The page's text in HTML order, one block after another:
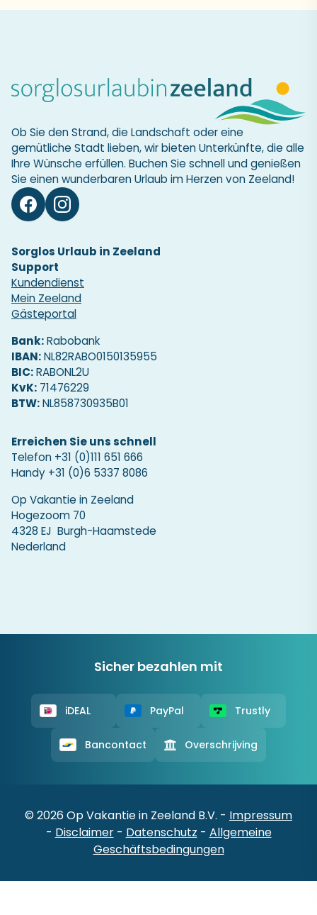
Ob Sie den Strand, die Landschaft oder eine
gemütliche Stadt lieben, wir bieten Unterkünfte, die alle
Ihre Wünsche erfüllen. Buchen Sie schnell und genießen
Sie einen wunderbaren Urlaub im Herzen von Zeeland!
Sorglos Urlaub in Zeeland
Support
Kundendienst
Mein Zeeland
Gästeportal
Bank:Rabobank
IBAN:NL82RABO0150135955
BIC:RABONL2U
KvK: 71476229
BTW:NL858730935B01
Erreichen Sie uns schnell
Telefon +31 (0)111 651 666
Handy +31 (0)6 5337 8086
Op Vakantie in Zeeland
Hogezoom 70
4328 EJ Burgh-Haamstede
Nederland
Sicher bezahlen mit
iDEAL PayPal Trustly
Bancontact Overschrijving
© 2026 Op Vakantie in Zeeland B.V. - Impressum
- Disclaimer- Datenschutz - Allgemeine
Geschäftsbedingungen